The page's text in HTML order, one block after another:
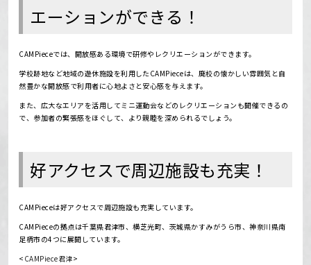
エーションができる！
CAMPieceでは、開放感ある環境で研修やレクリエーションができます。
学校跡地など地域の遊休施設を利用したCAMPieceは、廃校の懐かしい雰囲気と自
然豊かな開放感で利用者に心地よさと安心感を与えます。
また、広大なエリアを活用してミニ運動会などのレクリエーションも開催できるの
で、参加者の緊張感をほぐして、より親睦を深められるでしょう。
好アクセスで周辺施設も充実！
CAMPieceは好アクセスで周辺施設も充実しています。
CAMPieceの拠点は千葉県君津市、横芝光町、茨城県かすみがうら市、神奈川県南
足柄市の4つに展開しています。
< CAMPiece君津>